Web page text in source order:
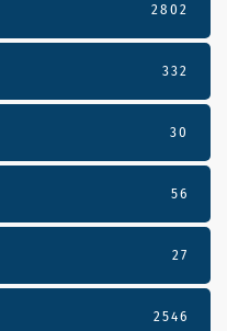
2802
332
30
56
27
2546